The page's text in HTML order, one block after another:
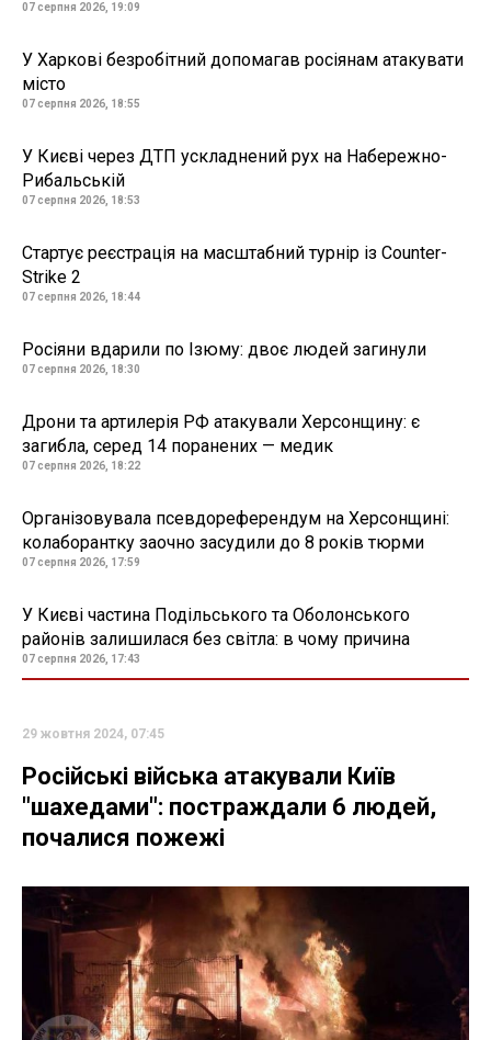
07 серпня 2026, 19:09
У Харкові безробітний допомагав росіянам атакувати
місто
07 серпня 2026, 18:55
У Києві через ДТП ускладнений рух на Набережно-
Рибальській
07 серпня 2026, 18:53
Стартує реєстрація на масштабний турнір із Counter-
Strike 2
07 серпня 2026, 18:44
Росіяни вдарили по Ізюму: двоє людей загинули
07 серпня 2026, 18:30
Дрони та артилерія РФ атакували Херсонщину: є
загибла, серед 14 поранених — медик
07 серпня 2026, 18:22
Організовувала псевдореферендум на Херсонщині:
колаборантку заочно засудили до 8 років тюрми
07 серпня 2026, 17:59
У Києві частина Подільського та Оболонського
районів залишилася без світла: в чому причина
07 серпня 2026, 17:43
29 жовтня 2024, 07:45
Російські війська атакували Київ
"шахедами": постраждали 6 людей,
почалися пожежі